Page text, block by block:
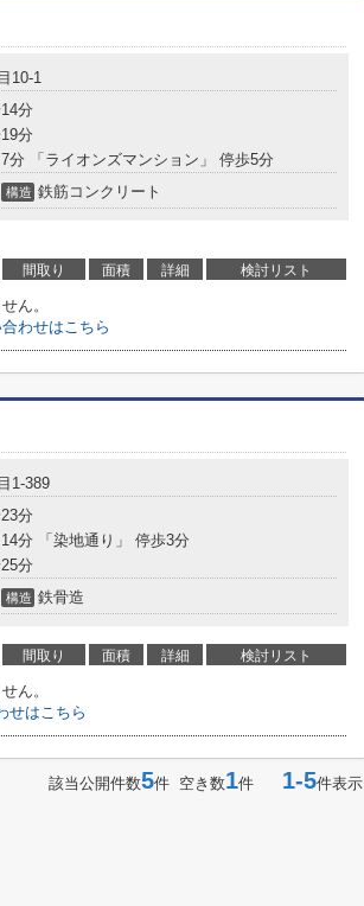
10-1
分
分
7分 「ライオンズマンション」 停歩5分
構造 鉄筋コンクリート
間取り 面積 詳細 検討リスト
ん。
わせはこちら
1-389
分
14分 「染地通り」 停歩3分
分
構造 鉄骨造
間取り 面積 詳細 検討リスト
ん。
せはこちら
該当公開件数5件 空き数1件 1-5件表示